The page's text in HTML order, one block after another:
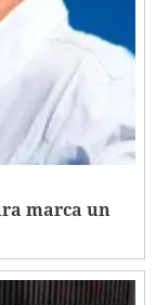
marca un